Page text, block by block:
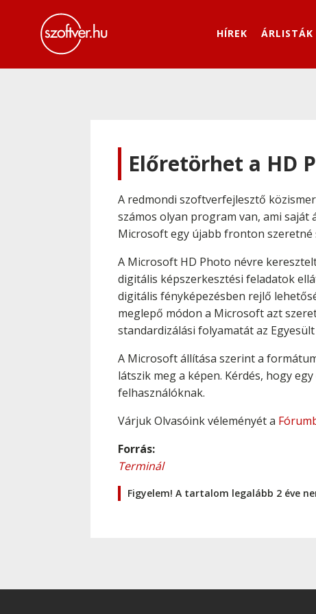
HÍREK ÁRLISTÁK
Előretörhet a HD
A redmondi szoftverfejlesztő
számos olyan program van, ami
Microsoft egy újabb fronton szeretné
A Microsoft HD Photo névre
digitális képszerkesztési feladatok
digitális fényképezésben rejlő
meglepő módon a Microsoft azt
standardizálási folyamatát az
A Microsoft állítása szerint a
látszik meg a képen. Kérdés, hogy
felhasználóknak.
Várjuk Olvasóink véleményét a
Forrás:
Terminál
Figyelem! A tartalom legalább 2 éve